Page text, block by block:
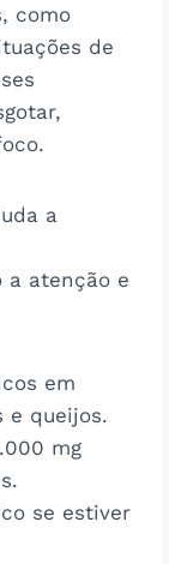
como
de
a
a atenção e
em
e queijos.
mg
se estiver